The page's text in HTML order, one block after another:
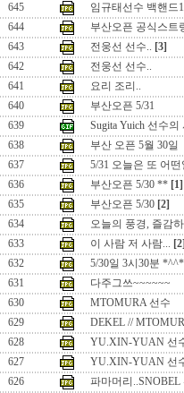
645
임규태선수 백핸드1
644
부산오픈 공식스트
643
전웅선 선수.. [3]
642
전웅선 선수..
641
요리 조리..
640
부산오픈 5/31
639
Sugita Yuich 선수
638
부산 오픈 5월 30일
637
5/31 오늘은 또 어떤
636
부산오픈 5/30 ** [1]
635
부산오픈 5/30 [2]
634
오늘의 풍경, 즐감
633
이 사람 저 사람... [2]
632
5/30일 3시30분
631
다주그쓰~~~~~~
630
MTOMURA 선수
629
DEKEL //
628
YU.XIN-YUAN 선
627
YU.XIN-YUAN 선
626
파마머리..SNOBEL